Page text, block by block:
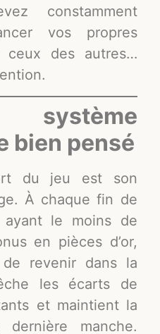
constamment
vos propres
des autres…
bien pensé
du jeu est son
À chaque fin de
le moins de
en pièces d’or,
revenir dans la
les écarts de
et maintient la
dernière manche.